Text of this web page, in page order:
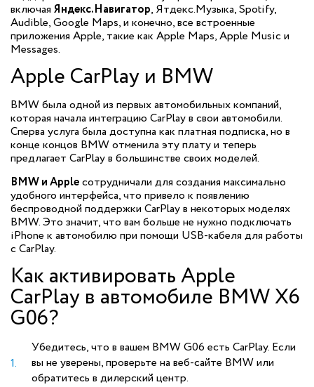
включая Яндекс.Навигатор, Ятдекс.Музыка, Spotify,
Audible, Google Maps, и конечно, все встроенные
приложения Apple, такие как Apple Maps, Apple Music и
Messages.
Apple CarPlay и BMW
BMW была одной из первых автомобильных компаний,
которая начала интеграцию CarPlay в свои автомобили.
Сперва услуга была доступна как платная подписка, но в
конце концов BMW отменила эту плату и теперь
предлагает CarPlay в большинстве своих моделей.
BMW и Appleсотрудничали для создания максимально
удобного интерфейса, что привело к появлению
беспроводной поддержки CarPlay в некоторых моделях
BMW. Это значит, что вам больше не нужно подключать
iPhone к автомобилю при помощи USB-кабеля для работы
с CarPlay.
Как активировать Apple
CarPlay в автомобиле BMW X6
G06?
Убедитесь, что в вашем BMW G06 есть CarPlay. Если
вы не уверены, проверьте на веб-сайте BMW или
обратитесь в дилерский центр.